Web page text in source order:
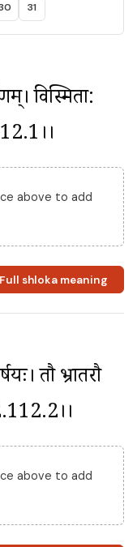
31
विस्मिता:
above to add
Full shloka meaning
तौ भ्रातरौ
above to add